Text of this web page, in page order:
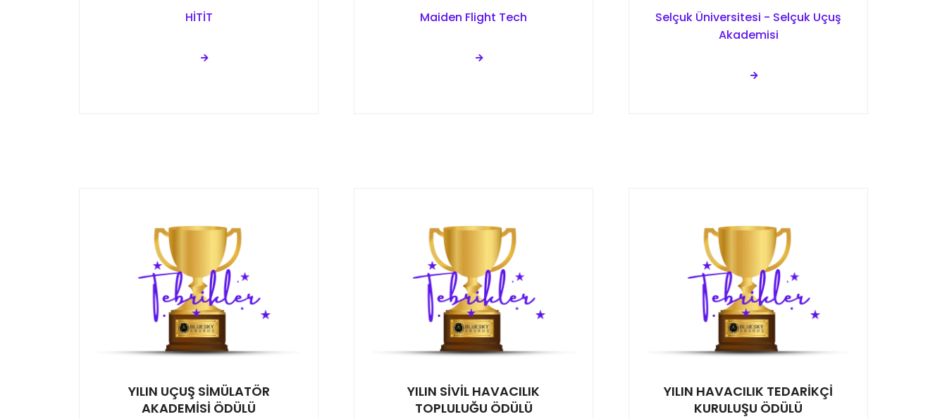
HİTİT Maiden Flight Tech
Selçuk Üniversitesi - Selçuk Uçuş
Akademisi
YILIN UÇUŞ SİMÜLATÖR
AKADEMİSİ ÖDÜLÜ
YILIN SİVİL HAVACILIK
TOPLULUĞU ÖDÜLÜ
YILIN HAVACILIK TEDARİKÇİ
KURULUŞU ÖDÜLÜ